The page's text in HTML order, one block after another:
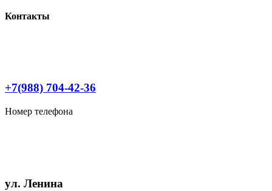
Контакты
+7(988) 704-42-36
Номер телефона
ул. Ленина